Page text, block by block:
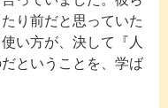
り前だと思っていた
い方が、決して『人
ということを、学ば